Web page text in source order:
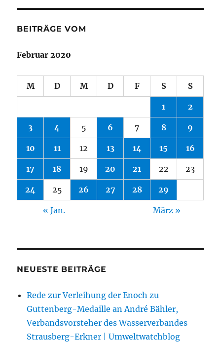
BEITRÄGE VOM
Februar 2020
M D M D F S S
1 2
3 4 5 6 7 8 9
10 11 12 13 14 15 16
17 18 19 20 21 22 23
24 25 26 27 28 29
« Jan. März »
NEUESTE BEITRÄGE
Rede zur Verleihung der Enoch zu
Guttenberg-Medaille an André Bähler,
Verbandsvorsteher des Wasserverbandes
Strausberg-Erkner | Umweltwatchblog